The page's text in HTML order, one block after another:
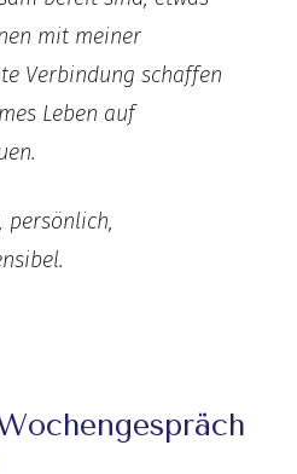
mit meiner
Verbindung schaffen
Leben auf
persönlich,